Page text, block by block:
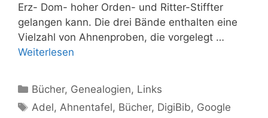
Erz- Dom- hoher Orden- und Ritter-Stiffter
gelangen kann. Die drei Bände enthalten eine
Vielzahl von Ahnenproben, die vorgelegt …
Weiterlesen
Kategorien
Bücher, Genealogien, Links
Schlagwörter
Adel, Ahnentafel, Bücher, DigiBib, Google